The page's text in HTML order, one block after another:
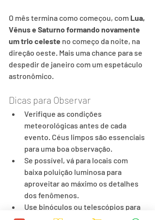
O mês termina como começou, com Lua,
Vênus e Saturno formando novamente
um trio celeste no começo da noite, na
direção oeste. Mais uma chance para se
despedir de janeiro com um espetáculo
astronômico.
Dicas para Observar
Verifique as condições
meteorológicas antes de cada
evento. Céus limpos são essenciais
para uma boa observação.
Se possível, vá para locais com
baixa poluição luminosa para
aproveitar ao máximo os detalhes
dos fenômenos.
Use binóculos ou telescópios para